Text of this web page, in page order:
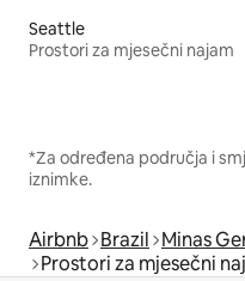
Seattle
Prostori za mjesečni najam
*Za određena područja i
iznimke.
Airbnb Brazil Minas
Prostori za mjesečni